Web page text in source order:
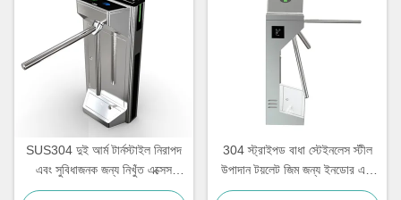
SUS304 দুই আর্ম টার্নস্টাইল নিরাপদ
এবং সুবিধাজনক জন্য নিখুঁত এক্সেস
কন্ট্রোল সমাধান
304 স্ট্রাইপড বাধা স্টেইনলেস স্টীল
উপাদান টয়লেট জিম জন্য ইনডোর এবং
আউটডোর জন্য টার্নস্টাইল গেট